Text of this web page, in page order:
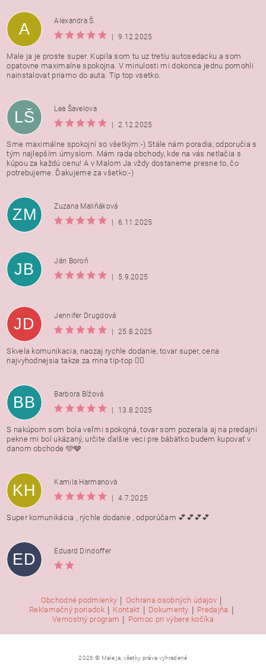
A
Alexandra Š.
|
9.12.2025
Male ja je proste super. Kupila som tu uz tretiu autosedacku a som
opatovne maximalne spokojna. V minulosti mi dokonca jednu pomohli
nainstalovat priamo do auta. Tip top vsetko.
LŠ
Lea Šavelova
|
2.12.2025
Sme maximálne spokojní so všetkým:-) Stále nám poradia, odporučia s
tým najlepším úmyslom. Mám rada obchody, kde na vás netlačia s
kúpou za každú cenu! A v Malom Ja vždy dostaneme presne to, čo
potrebujeme. Ďakujeme za všetko:-)
ZM
Zuzana Maliňáková
|
6.11.2025
JB
Ján Boroň
|
5.9.2025
JD
Jennifer Drugdová
|
25.8.2025
Skvela komunikacia, naozaj rychle dodanie, tovar super, cena
najvyhodnejsia takze za mna tip-top 👍🏻
BB
Barbora Bížová
|
13.8.2025
S nakúpom som bola veľmi spokojná, tovar som pozerala aj na predajni
pekne mi bol ukázaný, určite ďalšie veci pre bábätko budem kupovať v
danom obchode 🩵🩶
KH
Kamila Harmanovà
|
4.7.2025
Super komunikácia , rýchle dodanie , odporúčam 💕💕💕💕
ED Eduard Dindoffer
Obchodné podmienky | Ochrana osobných údajov |
Reklamačný poriadok | Kontakt | Dokumenty | Predajňa |
Vernostný program | Pomoc pri výbere kočíka
2026 © Male ja, všetky práva vyhradené